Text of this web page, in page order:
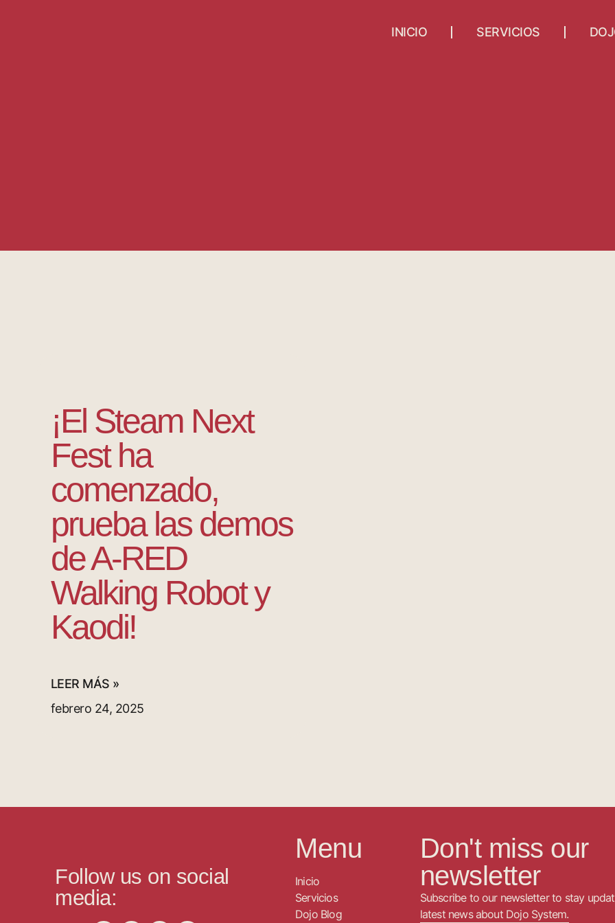
INICIO SERVICIOS
¡El Steam Next
Fest ha
comenzado,
prueba las demos
de A-RED
Walking Robot y
Kaodi!
LEER MÁS »
febrero 24, 2025
Follow us on social
media:
Menu
Inicio
Servicios
Dojo Blog
Don't miss our
newsletter
Subscribe to our newsletter to stay
latest news about Dojo System.